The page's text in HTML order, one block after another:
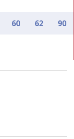
60 62 90